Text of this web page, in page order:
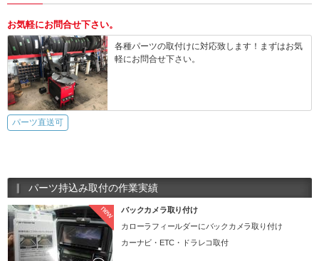
お気軽にお問合せ下さい。
各種パーツの取付けに対応致します！まずはお気
軽にお問合せ下さい。
パーツ直送可
パーツ持込み取付の作業実績
new
バックカメラ取り付け
カローラフィールダーにバックカメラ取り付け
カーナビ・ETC・ドラレコ取付